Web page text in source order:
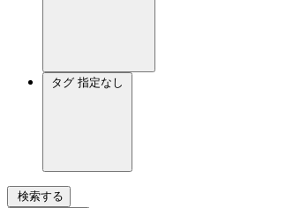
タグ 指定なし
検索する